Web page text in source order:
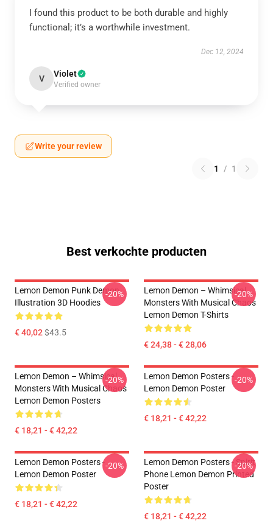
I found this product to be both durable and highly
functional; it’s a worthwhile investment.
Dec 12, 2024
V Violet
Verified owner
Write your review
1 / 1
Best verkochte producten
Lemon Demon Punk Demon
Illustration 3D Hoodies
€ 40,02$43.5
-20%
Lemon Demon – Whimsical
Monsters With Musical Chaos
Lemon Demon T-Shirts
€ 24,38 - € 28,06
-20%
Lemon Demon – Whimsical
Monsters With Musical Chaos
Lemon Demon Posters
€ 18,21 - € 42,22
-20%
Lemon Demon Posters -
Lemon Demon Poster
€ 18,21 - € 42,22
-20%
Lemon Demon Posters -
Lemon Demon Poster
€ 18,21 - € 42,22
-20%
Lemon Demon Posters - Spirit
Phone Lemon Demon Printed
Poster
€ 18,21 - € 42,22
-20%